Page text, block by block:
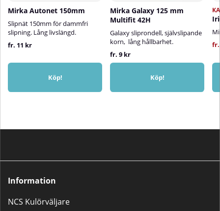
Mirka Autonet 150mm
Slipnät 150mm för dammfri
slipning. Lång livslängd.
fr. 11 kr
Köp!
Mirka Galaxy 125 mm
Multifit 42H
Galaxy sliprondell, självslipande
korn, lång hållbarhet.
fr. 9 kr
Köp!
Information
NCS Kulörväljare